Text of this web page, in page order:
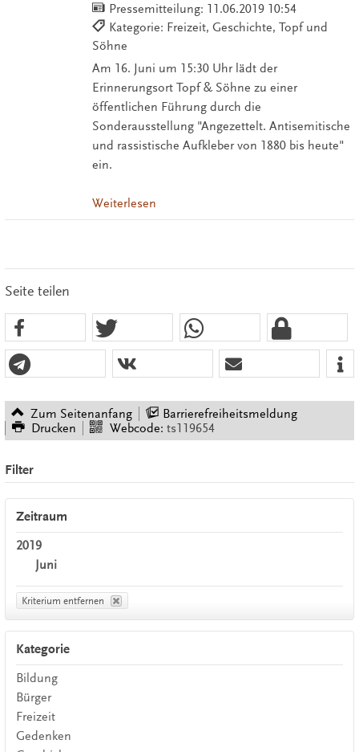
Pressemitteilung: 11.06.2019 10:54
Kategorie: Freizeit, Geschichte, Topf und
Söhne
Am 16. Juni um 15:30 Uhr lädt der
Erinnerungsort Topf & Söhne zu einer
öffentlichen Führung durch die
Sonderausstellung "Angezettelt. Antisemitische
und rassistische Aufkleber von 1880 bis heute"
ein.
Weiterlesen
Seite teilen
Zum Seitenanfang
Barrierefreiheitsmeldung
Drucken
Webcode: ts119654
Filter
Zeitraum
2019
Juni
Kriterium entfernen
Kategorie
Bildung
Bürger
Freizeit
Gedenken